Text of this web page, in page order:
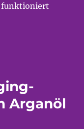
funktioniert
Arganöl